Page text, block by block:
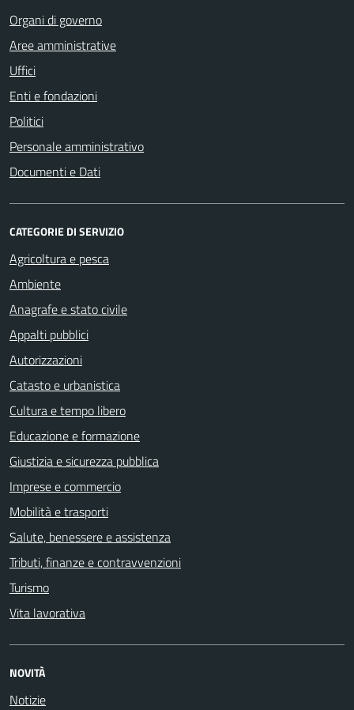
Organi di governo
Aree amministrative
Uffici
Enti e fondazioni
Politici
Personale amministrativo
Documenti e Dati
CATEGORIE DI SERVIZIO
Agricoltura e pesca
Ambiente
Anagrafe e stato civile
Appalti pubblici
Autorizzazioni
Catasto e urbanistica
Cultura e tempo libero
Educazione e formazione
Giustizia e sicurezza pubblica
Imprese e commercio
Mobilità e trasporti
Salute, benessere e assistenza
Tributi, finanze e contravvenzioni
Turismo
Vita lavorativa
NOVITÀ
Notizie